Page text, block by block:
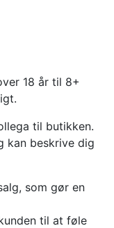
18 år til 8+
til butikken.
kan beskrive dig
som gør en
til at føle